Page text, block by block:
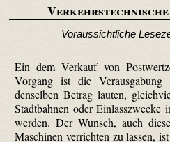
Verkehrstechnische
Voraussichtliche
Ein dem Verkauf von
Vorgang ist die
denselben Betrag lauten,
Stadtbahnen oder Einlass­zwecke
werden. Der Wunsch, auch
Maschinen verrichten zu lassen,